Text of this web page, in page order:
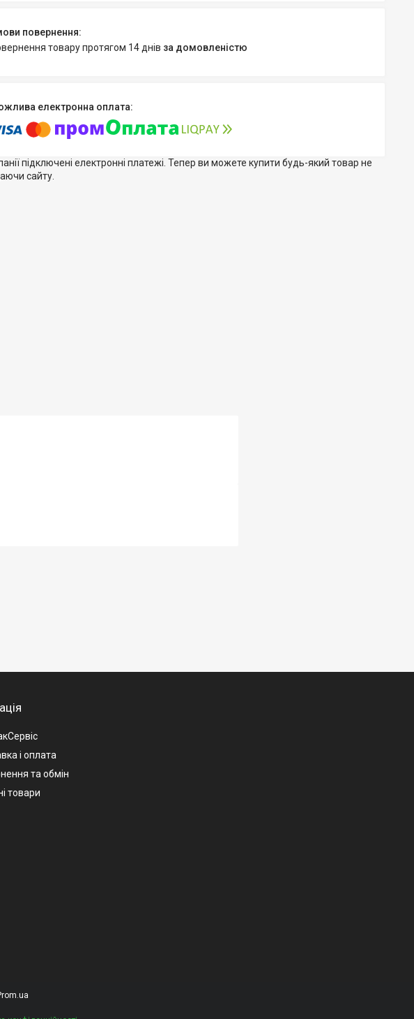
товару протягом 14 днів за домовленістю
підключені електронні платежі. Тепер ви можете купити будь-який товар не
сайту.
і оплата
та обмін
товари